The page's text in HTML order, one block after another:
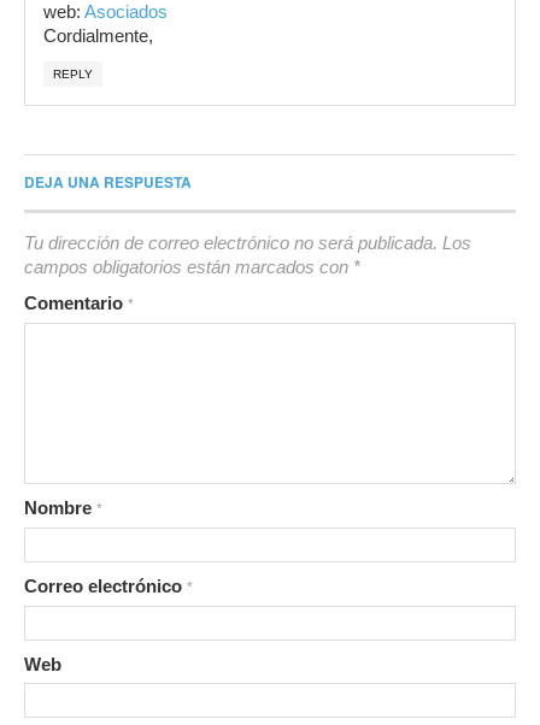
web: Asociados
Cordialmente,
REPLY
DEJA UNA RESPUESTA
Tu dirección de correo electrónico no será publicada. Los
campos obligatorios están marcados con *
Comentario *
Nombre *
Correo electrónico *
Web